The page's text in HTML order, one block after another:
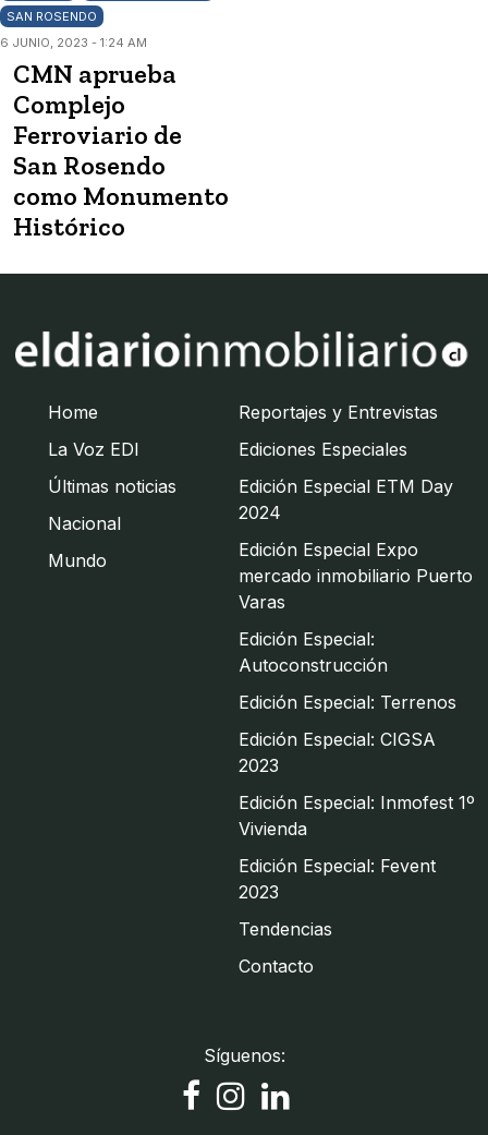
SAN ROSENDO
6 JUNIO, 2023 - 1:24 AM
CMN aprueba
Complejo
Ferroviario de
San Rosendo
como Monumento
Histórico
Home
La Voz EDI
Últimas noticias
Nacional
Mundo
Reportajes y Entrevistas
Ediciones Especiales
Edición Especial ETM Day
2024
Edición Especial Expo
mercado inmobiliario Puerto
Varas
Edición Especial:
Autoconstrucción
Edición Especial: Terrenos
Edición Especial: CIGSA
2023
Edición Especial: Inmofest 1º
Vivienda
Edición Especial: Fevent
2023
Tendencias
Contacto
Síguenos: